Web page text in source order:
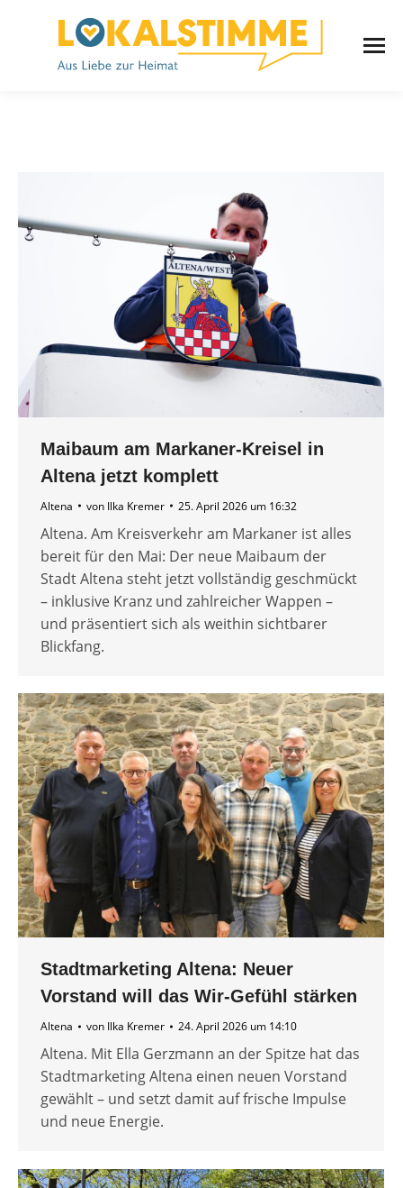
Maibaum am Markaner-Kreisel in
Altena jetzt komplett
Altena von Ilka Kremer 25. April 2026 um 16:32
Altena. Am Kreisverkehr am Markaner ist alles
bereit für den Mai: Der neue Maibaum der
Stadt Altena steht jetzt vollständig geschmückt
– inklusive Kranz und zahlreicher Wappen –
und präsentiert sich als weithin sichtbarer
Blickfang.
Stadtmarketing Altena: Neuer
Vorstand will das Wir-Gefühl stärken
Altena von Ilka Kremer 24. April 2026 um 14:10
Altena. Mit Ella Gerzmann an der Spitze hat das
Stadtmarketing Altena einen neuen Vorstand
gewählt – und setzt damit auf frische Impulse
und neue Energie.